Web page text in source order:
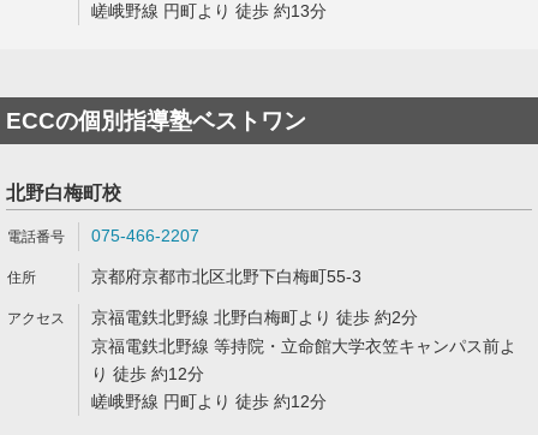
嵯峨野線 円町より 徒歩 約13分
ECCの個別指導塾ベストワン
北野白梅町校
075-466-2207
京都府京都市北区北野下白梅町55-3
京福電鉄北野線 北野白梅町より 徒歩 約2分
京福電鉄北野線 等持院・立命館大学衣笠キャンパス前よ
り 徒歩 約12分
嵯峨野線 円町より 徒歩 約12分